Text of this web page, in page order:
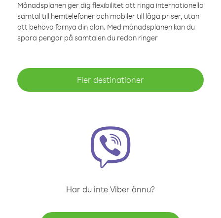
Månadsplanen ger dig flexibilitet att ringa internationella
samtal till hemtelefoner och mobiler till låga priser, utan
att behöva förnya din plan. Med månadsplanen kan du
spara pengar på samtalen du redan ringer
Fler destinationer
Har du inte Viber ännu?